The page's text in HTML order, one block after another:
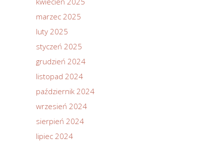
marzec 2025
luty 2025
styczeń 2025
grudzień 2024
listopad 2024
październik 2024
wrzesień 2024
sierpień 2024
lipiec 2024